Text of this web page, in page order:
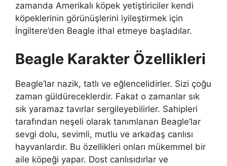
zamanda Amerikalı köpek yetiştiriciler kendi
köpeklerinin görünüşlerini iyileştirmek için
İngiltere’den Beagle ithal etmeye başladılar.
Beagle Karakter Özellikleri
Beagle’lar nazik, tatlı ve eğlencelidirler. Sizi çoğu
zaman güldüreceklerdir. Fakat o zamanlar sık
sık yaramaz tavırlar sergileyebilirler. Sahipleri
tarafından neşeli olarak tanımlanan Beagle’lar
sevgi dolu, sevimli, mutlu ve arkadaş canlısı
hayvanlardır. Bu özellikleri onları mükemmel bir
aile köpeği yapar. Dost canlısıdırlar ve